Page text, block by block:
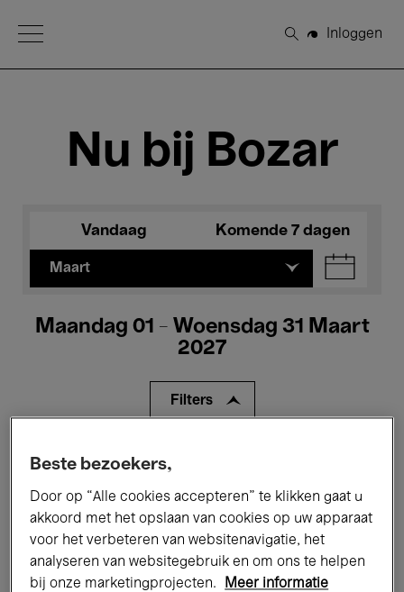
Open Menu
Zoeken
Inloggen
Nu bij Bozar
Vandaag Komende 7 dagen
Maart
Maandag 01 - Woensdag 31 Maart
2027
Filters
Alle evenementen
Tentoonstellingen Films
Performances Lezingen & Debatten
Jazz Klassieke Muziek Global Music
Beste bezoekers,
Door op “Alle cookies accepteren” te klikken gaat u
akkoord met het opslaan van cookies op uw apparaat
voor het verbeteren van websitenavigatie, het
analyseren van websitegebruik en om ons te helpen
bij onze marketingprojecten.
Meer informatie